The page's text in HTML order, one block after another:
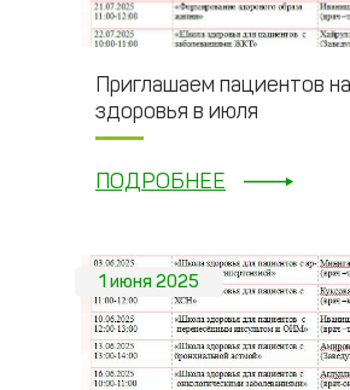
Приглашаем пациентов
здоровья в июля
ПОДРОБНЕЕ
1 июня 2025